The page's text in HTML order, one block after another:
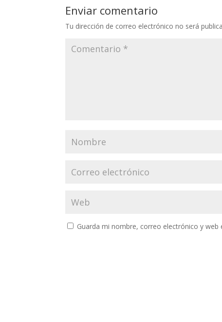
Enviar comentario
Tu dirección de correo electrónico no será
Guarda mi nombre, correo electrónico y